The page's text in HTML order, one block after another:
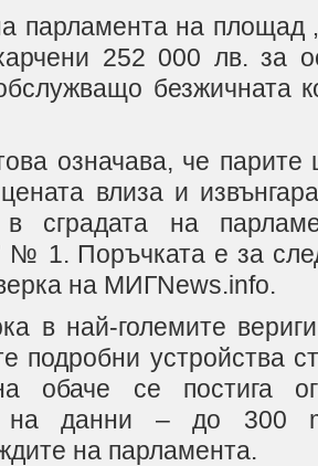
парламента на площад
252 000 лв. за
безжичната
означава, че
влиза и
сградата на
№ 1. Поръчката е за
на МИГNews.info.
в най-големите
подробни устройства
обаче се постига
на данни – до 300
на парламента.